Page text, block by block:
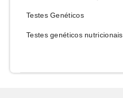
Testes Genéticos
Testes genéticos nutricionais